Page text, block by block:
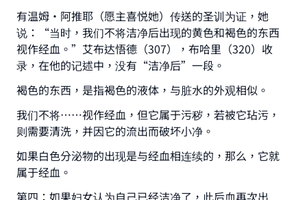
有温姆·阿推耶（愿主喜悦她）传送的圣训为证，她
说：“当时，我们不将洁净后出现的黄色和褐色的东西
视作经血。”艾布达悟德（307），布哈里（320）收
录，在他的记述中，没有“洁净后”一段。
褐色的东西，是指褐色的液体，与脏水的外观相似。
我们不将……视作经血，但它属于污秽，若被它玷污，
则需要清洗，并因它的流出而破坏小净。
如果白色分泌物的出现是与经血相连续的，那么，它就
属于经血。
第四：如果妇女认为自己已经洁净了，此后血再次出